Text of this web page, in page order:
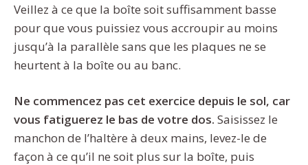
Veillez à ce que la boîte soit suffisamment basse
pour que vous puissiez vous accroupir au moins
jusqu’à la parallèle sans que les plaques ne se
heurtent à la boîte ou au banc.
Ne commencez pas cet exercice depuis le sol, car
vous fatiguerez le bas de votre dos. Saisissez le
manchon de l’haltère à deux mains, levez-le de
façon à ce qu’il ne soit plus sur la boîte, puis